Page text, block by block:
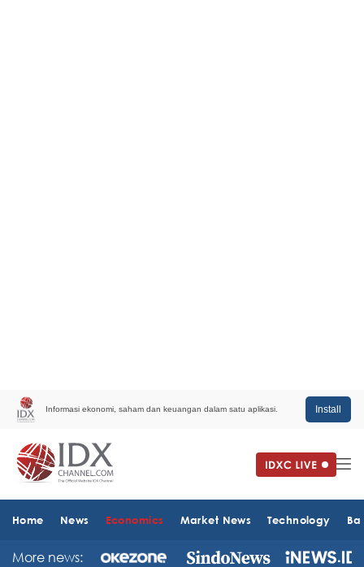
Informasi ekonomi, saham dan keuangan dalam satu aplikasi. Install
Home News Economics Market News Technology
More news: